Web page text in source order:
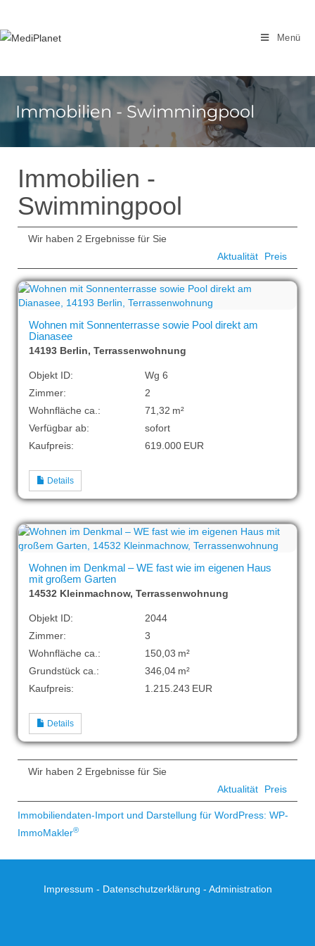
springen
Menü
Immobilien - Swimmingpool
Immobilien -
Swimmingpool
Wir haben 2 Ergebnisse für Sie
Aktualität
Preis
Wohnen mit Sonnenterrasse sowie Pool direkt am
Dianasee
14193 Berlin, Terrassenwohnung
Objekt ID:
Wg 6
Zimmer:
2
Wohnfläche ca.:
71,32 m²
Verfügbar ab:
sofort
Kaufpreis:
619.000 EUR
Details
Wohnen im Denkmal – WE fast wie im eigenen Haus
mit großem Garten
14532 Kleinmachnow, Terrassenwohnung
Objekt ID:
2044
Zimmer:
3
Wohnfläche ca.:
150,03 m²
Grund­stück ca.:
346,04 m²
Kaufpreis:
1.215.243 EUR
Details
Wir haben 2 Ergebnisse für Sie
Aktualität
Preis
Immobiliendaten-Import und Darstellung für WordPress: WP-
ImmoMakler®
Impressum - Datenschutzerklärung - Administration